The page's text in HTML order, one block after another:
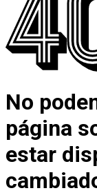
No
página
estar